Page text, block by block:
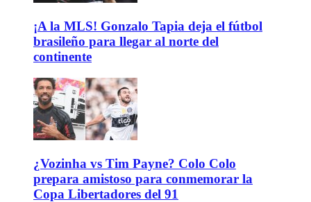
¡A la MLS! Gonzalo Tapia deja el fútbol
brasileño para llegar al norte del
continente
¿Vozinha vs Tim Payne? Colo Colo
prepara amistoso para conmemorar la
Copa Libertadores del 91